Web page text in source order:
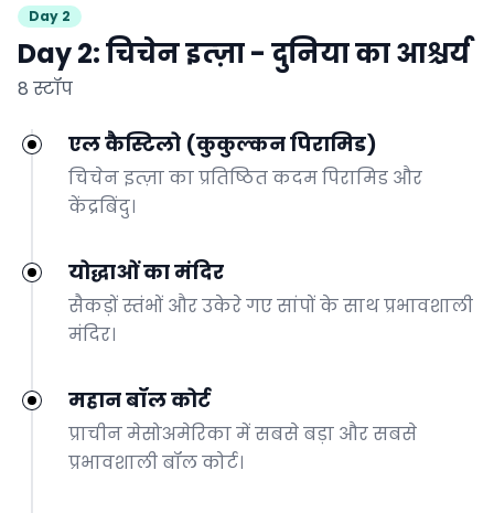
Day 2
Day 2: चिचेन इत्ज़ा - दुनिया का आश्चर्य
8 स्टॉप
एल कैस्टिलो (कुकुल्कन पिरामिड)
चिचेन इत्ज़ा का प्रतिष्ठित कदम पिरामिड और
केंद्रबिंदु।
योद्धाओं का मंदिर
सैकड़ों स्तंभों और उकेरे गए सांपों के साथ प्रभावशाली
मंदिर।
महान बॉल कोर्ट
प्राचीन मेसोअमेरिका में सबसे बड़ा और सबसे
प्रभावशाली बॉल कोर्ट।